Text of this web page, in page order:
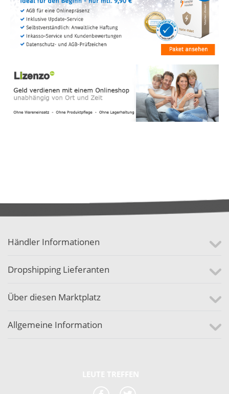
Händler Informationen
Dropshipping Lieferanten
Über diesen Marktplatz
Allgemeine Information